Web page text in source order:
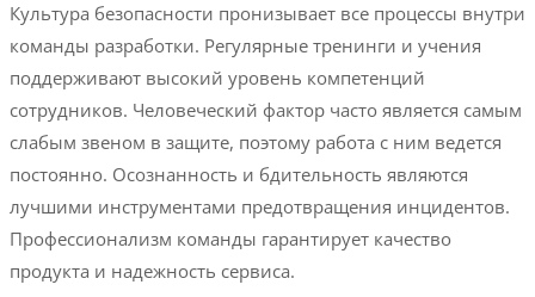
Культура безопасности пронизывает все процессы внутри
команды разработки. Регулярные тренинги и учения
поддерживают высокий уровень компетенций
сотрудников. Человеческий фактор часто является самым
слабым звеном в защите, поэтому работа с ним ведется
постоянно. Осознанность и бдительность являются
лучшими инструментами предотвращения инцидентов.
Профессионализм команды гарантирует качество
продукта и надежность сервиса.